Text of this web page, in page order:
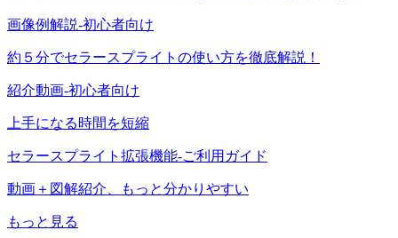
画像例解説-初心者向け
約５分でセラースプライトの使い方を徹底解説！
紹介動画-初心者向け
上手になる時間を短縮
セラースプライト拡張機能-ご利用ガイド
動画＋図解紹介、もっと分かりやすい
もっと見る